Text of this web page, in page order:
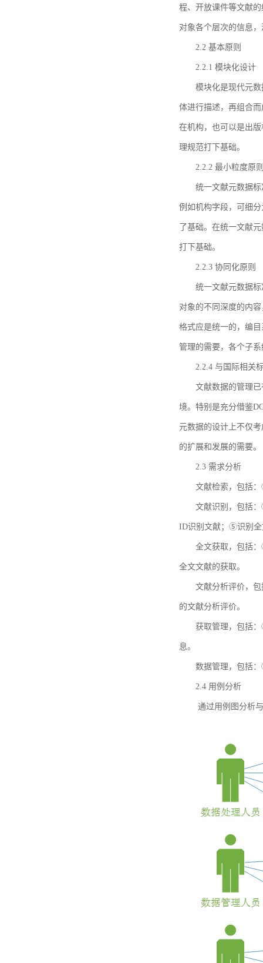
程、开放课件等文献
对象各个层次的信息
2.2 基本原则
2.2.1 模块化设计
模块化是现代元
体进行描述，再组合
在机构，也可以是出
理规范打下基础。
2.2.2 最小粒度原
统一文献元数据
例如机构字段，可细
了基础。在统一文献
打下基础。
2.2.3 协同化原则
统一文献元数据
对象的不同深度的内
格式应是统一的，编
管理的需要，各个子
2.2.4 与国际相关
文献数据的管理
境。特别是充分借鉴
元数据的设计上不仅
的扩展和发展的需要。
2.3 需求分析
文献检索，包括
文献识别，包括
ID识别文献；⑤识别全
全文获取，包括
全文文献的获取。
文献分析评价，
的文献分析评价。
获取管理，包括
息。
数据管理，包括
2.4 用例分析
通过用例图分析